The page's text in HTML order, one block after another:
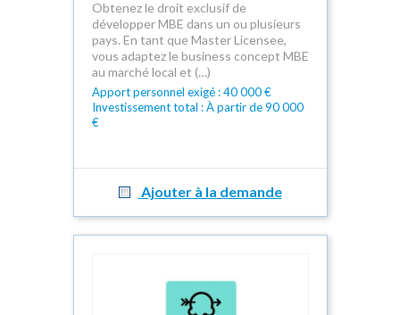
Obtenez le droit exclusif de
développer MBE dans un ou plusieurs
pays. En tant que Master Licensee,
vous adaptez le business concept MBE
au marché local et (…)
Apport personnel exigé : 40 000 €
Investissement total : À partir de 90 000
€
Ajouter à la demande